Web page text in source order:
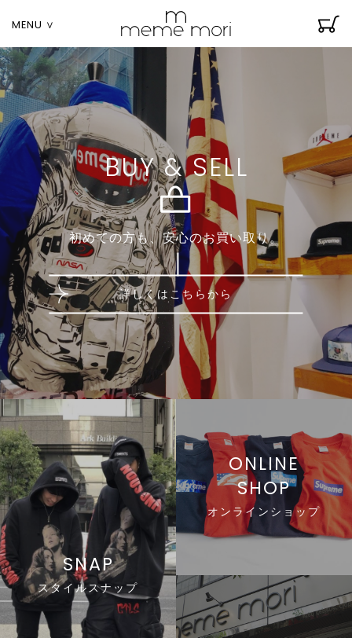
MENU ∨
BUY & SELL
初めての方も、安心のお買い取り。
詳しくはこちらから
SNAP
スタイルスナップ
line
ONLINE
SHOP
オンラインショップ